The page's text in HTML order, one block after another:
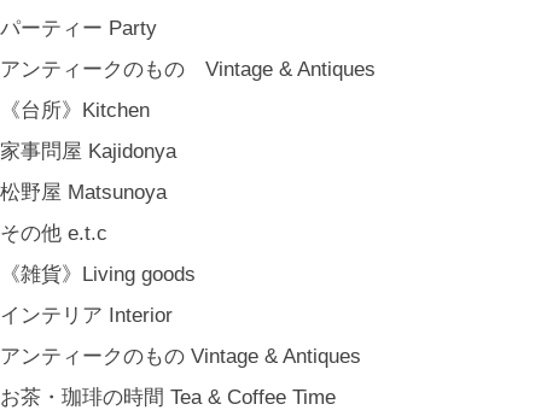
パーティー Party
アンティークのもの Vintage & Antiques
《台所》Kitchen
家事問屋 Kajidonya
松野屋 Matsunoya
その他 e.t.c
《雑貨》Living goods
インテリア Interior
アンティークのもの Vintage & Antiques
お茶・珈琲の時間 Tea & Coffee Time
《輸入品》Imported goods
ギフト包装 Gift Wrapping
内祝い Thank You Gifts
新築祝い Housewarming Gifts
結婚祝い Wedding Gifts